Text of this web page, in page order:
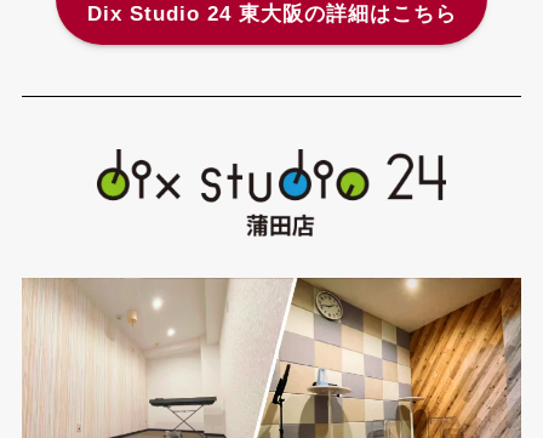
Dix Studio 24 東大阪の詳細はこちら